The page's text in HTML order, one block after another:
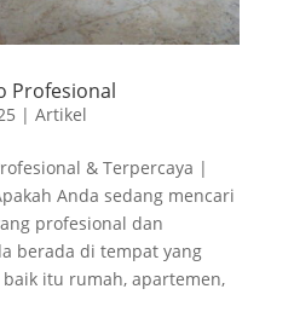
Profesional
| Artikel
& Terpercaya |
Anda sedang mencari
profesional dan
berada di tempat yang
itu rumah, apartemen,